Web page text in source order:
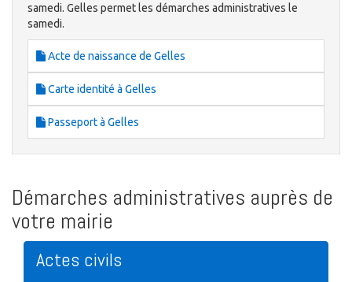
samedi. Gelles permet les démarches administratives le
samedi.
Acte de naissance de Gelles
Carte identité à Gelles
Passeport à Gelles
Démarches administratives auprès de
votre mairie
Actes civils